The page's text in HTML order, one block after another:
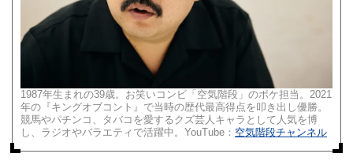
1987年生まれの39歳。お笑いコンビ「空気階段」のボケ担当。2021
年の『キングオブコント』で当時の歴代最高得点を叩き出し優勝。
競馬やパチンコ、タバコを愛するクズ芸人キャラとして人気を博
し、ラジオやバラエティで活躍中。YouTube： 空気階段チャンネル